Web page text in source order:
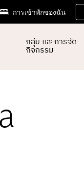
การเข้าพักของฉัน
กลุ่ม และการจัด
กิจกรรม